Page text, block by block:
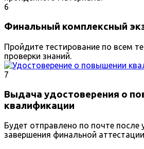
6
Финальный комплексный
Пройдите тестирование по всем
проверки знаний.
7
Выдача удостоверения о
квалификации
Будет отправлено по почте после
завершения финальной